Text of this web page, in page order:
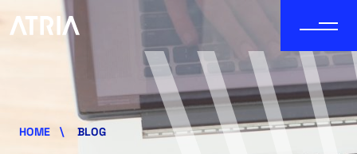
HOME BLOG